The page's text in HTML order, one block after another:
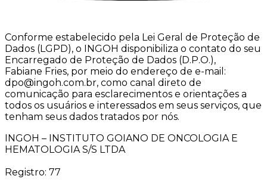
Conforme estabelecido pela Lei Geral de Proteção de
Dados (LGPD), o INGOH disponibiliza o contato do seu
Encarregado de Proteção de Dados (D.P.O.),
Fabiane Fries, por meio do endereço de e-mail:
dpo@ingoh.com.br, como canal direto de
comunicação para esclarecimentos e orientações a
todos os usuários e interessados em seus serviços, que
tenham seus dados tratados por nós.
INGOH – INSTITUTO GOIANO DE ONCOLOGIA E
HEMATOLOGIA S/S LTDA
Registro: 77